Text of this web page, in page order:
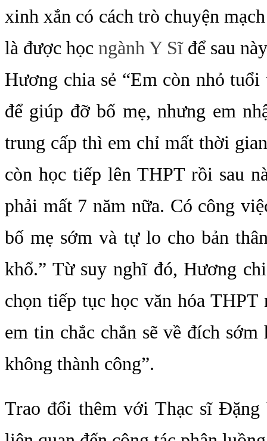
xinh xắn có cách trò chuyện
là được học ngành Y Sĩđể sau
Hương chia sẻ “Em còn nhỏ
để giúp đỡ bố mẹ, nhưng em
trung cấp thì em chỉ mất thời
còn học tiếp lên THPT rồi sau
phải mất 7 năm nữa. Có công
bố mẹ sớm và tự lo cho bản
khổ.” Từ suy nghĩ đó, Hương
chọn tiếp tục học văn hóa
em tin chắc chắn sẽ về đích
không thành công”.
Trao đổi thêm với Thạc sĩ